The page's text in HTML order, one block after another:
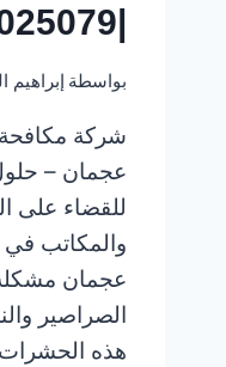
|0506025079
بواسطة إبراهيم
شركة
للقضاء على
والمكاتب في
عجمان
الصراصير
هذه